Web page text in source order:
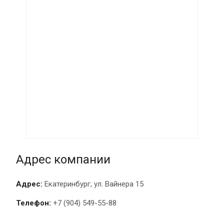
Адрес компании
Адрес: Екатеринбург, ул. Вайнера 15
Телефон: +7 (904) 549-55-88